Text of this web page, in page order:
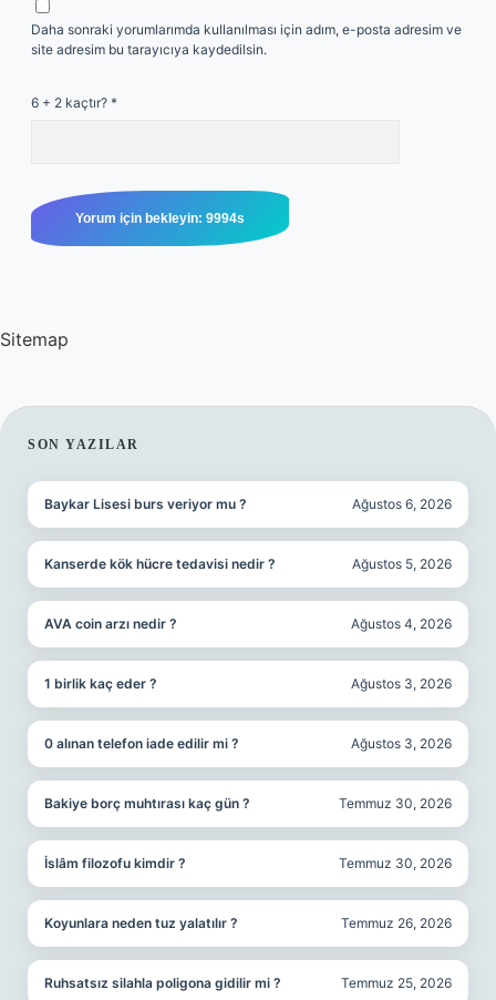
Daha sonraki yorumlarımda kullanılması için adım, e-posta adresim ve
site adresim bu tarayıcıya kaydedilsin.
6 + 2 kaçtır? *
Sitemap
SIDEBAR
SON YAZILAR
Baykar Lisesi burs veriyor mu ? Ağustos 6, 2026
Kanserde kök hücre tedavisi nedir ? Ağustos 5, 2026
AVA coin arzı nedir ? Ağustos 4, 2026
1 birlik kaç eder ? Ağustos 3, 2026
0 alınan telefon iade edilir mi ? Ağustos 3, 2026
Bakiye borç muhtırası kaç gün ? Temmuz 30, 2026
İslâm filozofu kimdir ? Temmuz 30, 2026
Koyunlara neden tuz yalatılır ? Temmuz 26, 2026
Ruhsatsız silahla poligona gidilir mi ? Temmuz 25, 2026